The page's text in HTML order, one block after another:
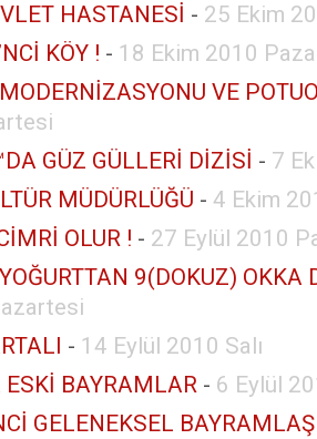
HASTANESİ - 25 Ekim
KÖY ! - 18 Ekim 2010
VE
GÜZ GÜLLERİ DİZİSİ - 7
MÜDÜRLÜĞÜ - 4 Ekim
OLUR ! - 27 Eylül 2010
9(DOKUZ) OKKA
- 14 Eylül 2010 Salı
ESKİ BAYRAMLAR - 6 Eylül
GELENEKSEL